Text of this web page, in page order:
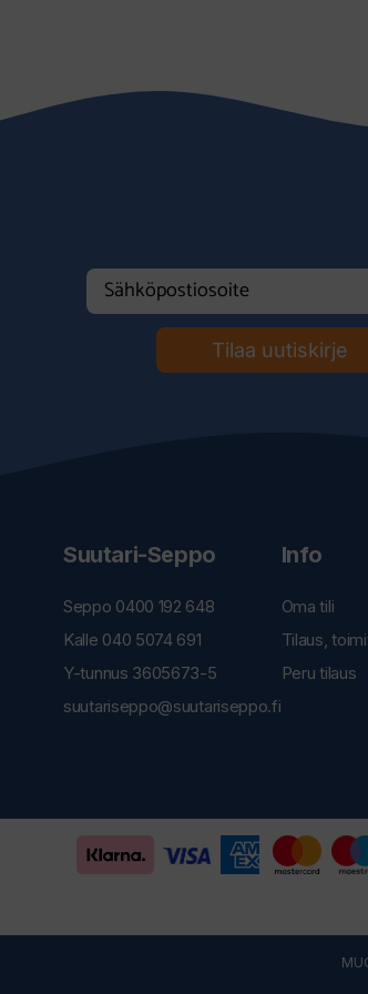
Tilaa uutiskirje
Suutari-Seppo
Seppo 0400 192 648
Kalle 040 5074 691
Y-tunnus 3605673-5
suutariseppo@suutariseppo.fi
Info
Oma tili
Tilaus,
Peru tilaus